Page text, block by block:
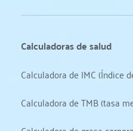
Calculadoras de salud
Calculadora de IMC (Índice
Calculadora de TMB (tasa